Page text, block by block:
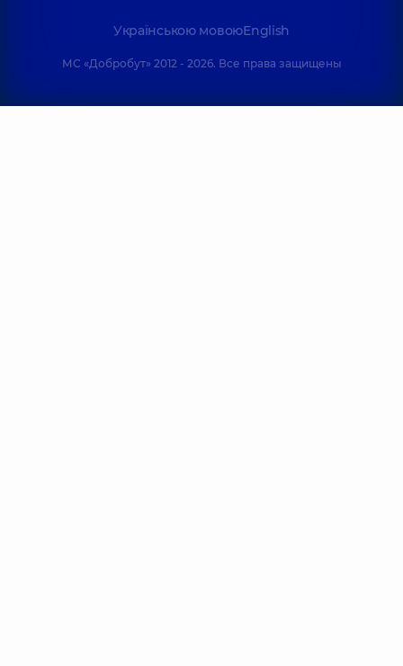
Українською мовоюEnglish
МС «Добробут» 2012 - 2026. Все права защищены